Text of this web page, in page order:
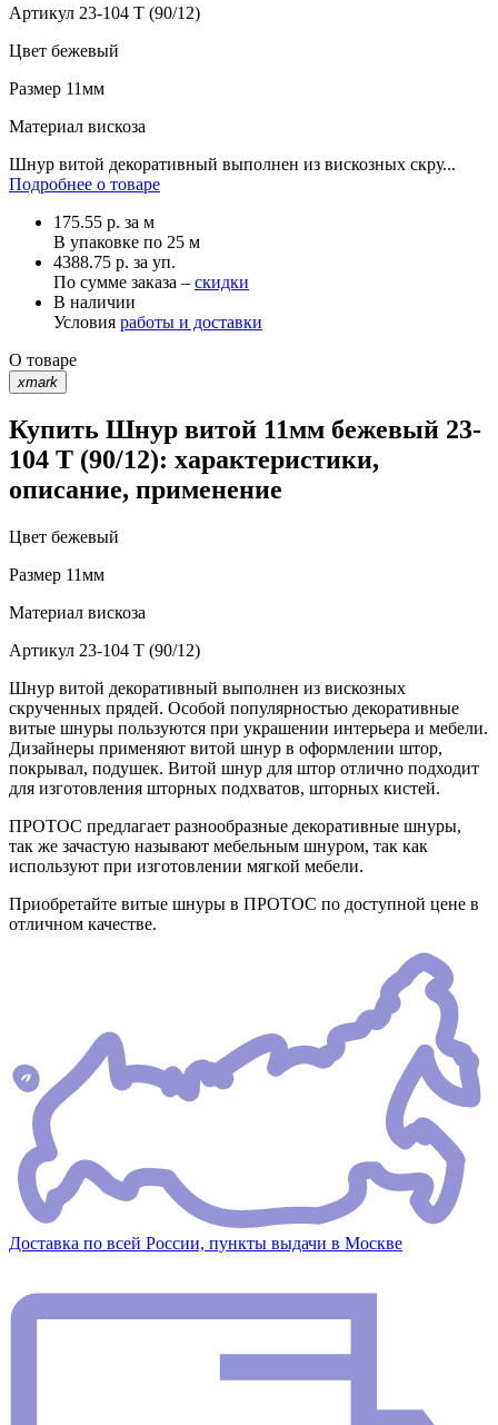
Артикул 23-104 T (90/12)
Цвет бежевый
Размер 11мм
Материал вискоза
Шнур витой декоративный выполнен из вискозных скру...
Подробнее о товаре
175.55 р. за м
В упаковке по 25 м
4388.75 р. за уп.
По сумме заказа – скидки
В наличии
Условия работы и доставки
О товаре
xmark
Купить Шнур витой 11мм бежевый 23-
104 T (90/12): характеристики,
описание, применение
Цвет бежевый
Размер 11мм
Материал вискоза
Артикул 23-104 T (90/12)
Шнур витой декоративный выполнен из вискозных
скрученных прядей. Особой популярностью декоративные
витые шнуры пользуются при украшении интерьера и мебели.
Дизайнеры применяют витой шнур в оформлении штор,
покрывал, подушек. Витой шнур для штор отлично подходит
для изготовления шторных подхватов, шторных кистей.
ПРОТОС предлагает разнообразные декоративные шнуры,
так же зачастую называют мебельным шнуром, так как
используют при изготовлении мягкой мебели.
Приобретайте витые шнуры в ПРОТОС по доступной цене в
отличном качестве.
Доставка по всей России, пункты выдачи в Москве